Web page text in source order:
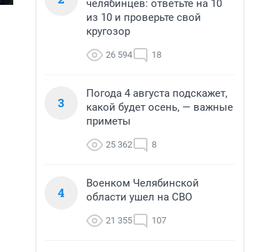
челябинцев: ответьте на 10
из 10 и проверьте свой
кругозор
26 594 18
3
Погода 4 августа подскажет,
какой будет осень, — важные
приметы
25 362 8
4
Военком Челябинской
области ушел на СВО
21 355 107